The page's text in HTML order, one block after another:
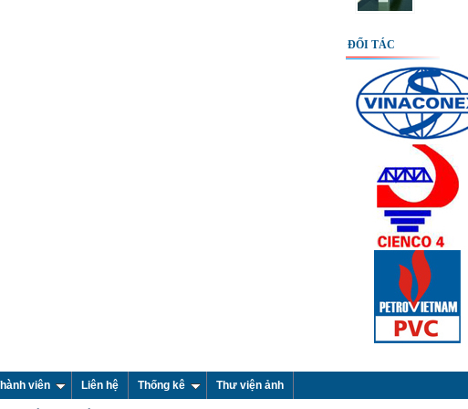
ĐỐI TÁC
viên Liên hệ Thống kê Thư viện ảnh